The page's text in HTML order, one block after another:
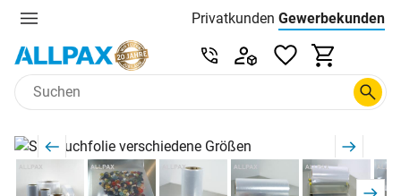
Menu Privatkunden Preisliste:
Gewerbekunden
Zum Hauptinhalt springen
Service & Beratung unter
Produktgalerie
Zur Kaufbox springen